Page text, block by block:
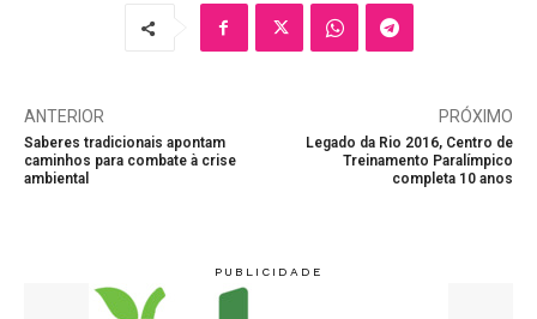
ANTERIOR
Saberes tradicionais apontam
caminhos para combate à crise
ambiental
PRÓXIMO
Legado da Rio 2016, Centro de
Treinamento Paralímpico
completa 10 anos